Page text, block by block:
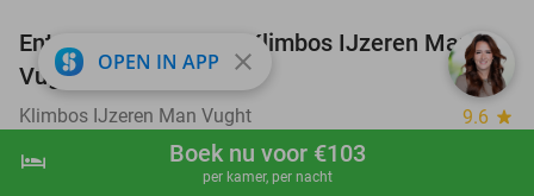
shopping_cart Boek nu
hotel Boek nu voor €103
per kamer, per nacht
29%
Entree Nettenpark of Klimbos IJzeren Man
Vught + consumptie
Klimbos IJzeren Man Vught 9.6 star
OPEN IN APP close